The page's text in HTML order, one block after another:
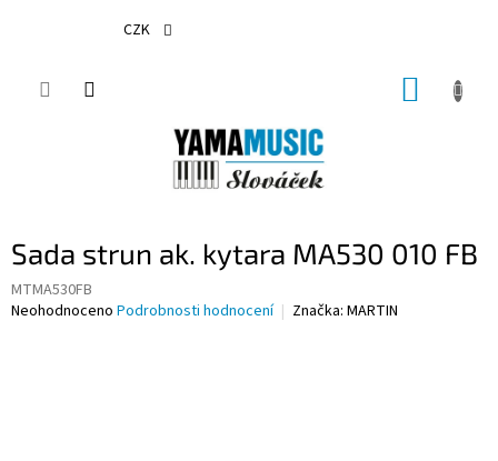
CZK
Sada strun ak. kytara MA530 010 FB
MTMA530FB
Průměrné
Neohodnoceno Podrobnosti hodnocení Značka: MARTIN